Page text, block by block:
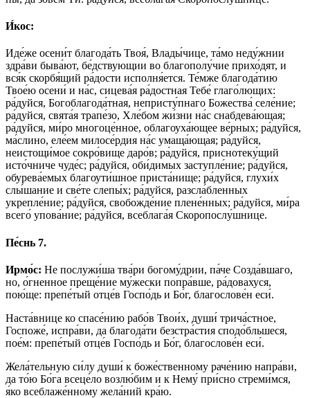
И́кос:
Иде́же осени́т благода́ть Твоя́, Влады́чице, та́мо неду́жнии
здра́ви быва́ют, бе́дствующии во благополу́чие прихо́дят, и
вся́к скорбя́щий ра́дости исполня́ется. Те́мже благода́тию
Твое́ю осени́ и на́с, сицева́я ра́достная Тебе́ глаго́лющих:
ра́дуйся, Богоблагода́тная, непристу́пнаго Божества́ селе́ние;
ра́дуйся, свята́я трапе́зо, Хле́бом жи́зни на́с снабдева́ющая;
ра́дуйся, ми́ро многоце́нное, облагоуха́ющее ве́рных; ра́дуйся,
ма́слино, еле́ем милосе́рдия на́с умаща́ющая; ра́дуйся,
неистощи́мое сокро́вище даро́в; ра́дуйся, приснотеку́щий
исто́чниче чуде́с; ра́дуйся, оби́димых заступле́ние; ра́дуйся,
обурева́емых благоути́шное приста́нище; ра́дуйся, глухи́х
слы́шание и све́те слепы́х; ра́дуйся, разсла́бленных
укрепле́ние; ра́дуйся, свобожде́ние плене́нных; ра́дуйся, ми́ра
всего́ упова́ние; ра́дуйся, всеблага́я Скоропослу́шнице.
Пе́снь 7.
Ирмо́с: Не послужи́ша тва́ри богому́дрии, па́че Созда́вшаго,
но, о́гненное преще́ние му́жески попра́вше, ра́довахуся,
пою́ще: препе́тый отце́в Госпо́дь и Бо́г, благослове́н еси́.
Наста́внице ко спасе́нию рабо́в Твои́х, души́ трича́стное,
Госпоже́, испра́ви, да благода́ти безстра́стия сподо́бльшеся,
пое́м: препе́тый отце́в Госпо́дь и Бо́г, благослове́н еси́.
Жела́тельную си́лу души́ к боже́ственному раче́нию напра́ви,
да то́ю Бо́га всеце́ло возлю́бим и к Нему́ при́сно стреми́мся,
я́ко всеблаже́нному жела́ний кра́ю.